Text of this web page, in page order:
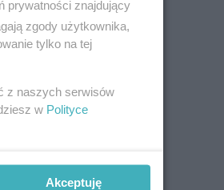
ponieważ
prywatności znajdujący
zgody użytkownika,
tylko na tej
z naszych serwisów
w Polityce
Akceptuję